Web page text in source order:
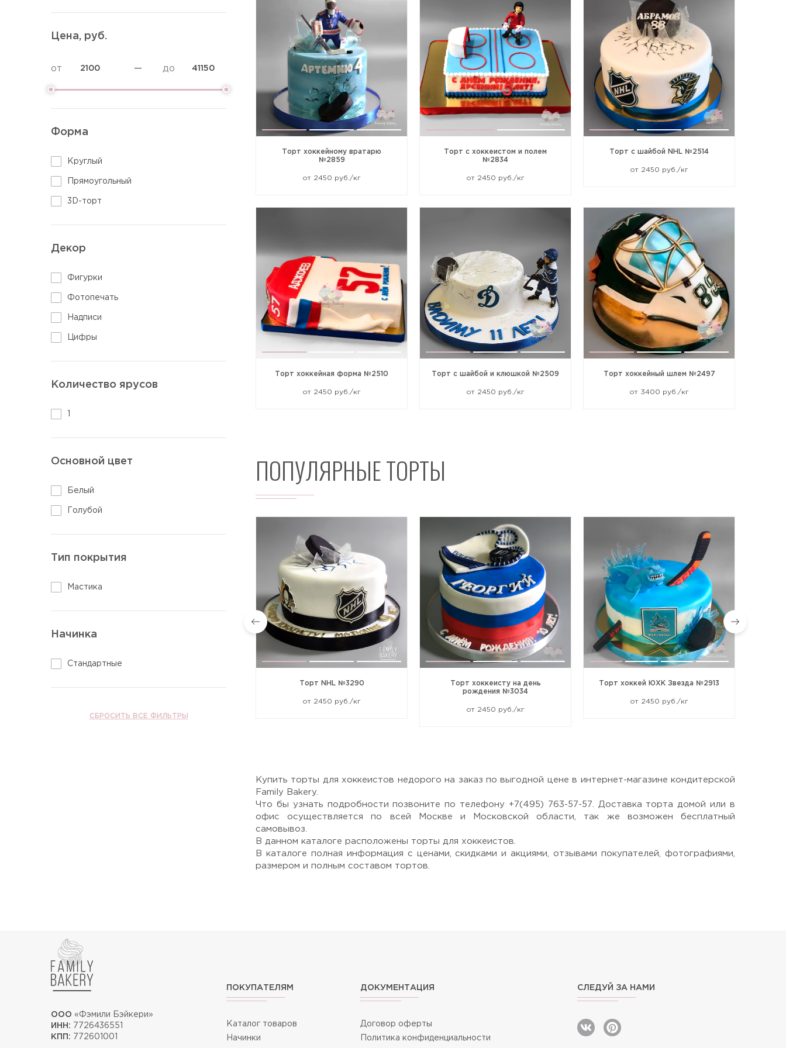
Торты без глютена
Постные торты
Цена, руб.
от — до
Форма
Круглый
Прямоугольный
3D-торт
Декор
Фигурки
Фотопечать
Надписи
Цифры
Количество ярусов
Основной цвет
Белый
Голубой
Тип покрытия
Мастика
Начинка
Стандартные
СБРОСИТЬ ВСЕ ФИЛЬТРЫ
Торт хоккейному вратарю
№2859
от 2450 руб./кг
Торт с хоккеистом и полем
№2834
от 2450 руб./кг
Торт с шайбой NHL №2514
от 2450 руб./кг
Торт хоккейная форма №2510
от 2450 руб./кг
Торт с шайбой и клюшкой №2509
от 2450 руб./кг
Торт хоккейный шлем №2497
от 3400 руб./кг
ПОПУЛЯРНЫЕ ТОРТЫ
Торт NHL №3290
от 2450 руб./кг
Торт хоккеисту на день
рождения №3034
от 2450 руб./кг
Торт хоккей ЮХК Звезда №2913
от 2450 руб./кг
Купить торты для хоккеистов недорого на заказ по выгодной цене в интернет-магазине кондитерской
Family Bakery.
Что бы узнать подробности позвоните по телефону +7(495) 763-57-57. Доставка торта домой или в
офис осуществляется по всей Москве и Московской области, так же возможен бесплатный
самовывоз.
В данном каталоге расположены торты для хоккеистов.
В каталоге полная информация с ценами, скидками и акциями, отзывами покупателей, фотографиями,
размером и полным составом тортов.
Жалоба
ООО «Фэмили Бэйкери»
ИНН: 7726436551
КПП: 772601001
ПОКУПАТЕЛЯМ
Каталог товаров
Начинки
ДОКУМЕНТАЦИЯ
Договор оферты
Политика конфиденциальности
СЛЕДУЙ ЗА НАМИ